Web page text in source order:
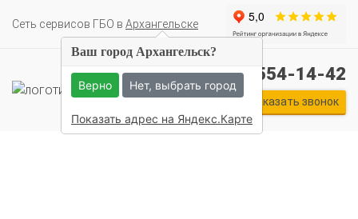
Cеть сервисов ГБО в Архангельске
+7 (911) 554-14-42
Заказать звонок
Ваш город Архангельск?
Верно Нет, выбрать город
Показать адрес на Яндекс.Карте